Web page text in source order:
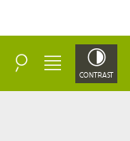
ZOEKEN MENU CONTRAST